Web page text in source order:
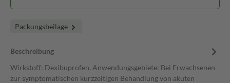
Packungsbeilage
Beschreibung
Wirkstoff: Dexibuprofen. Anwendungsgebiete: Bei Erwachsenen
zur symptomatischen kurzzeitigen Behandlung von akuten